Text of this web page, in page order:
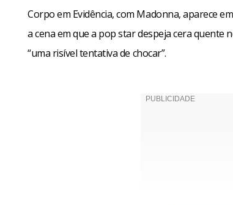
Corpo em Evidência, com Madonna, aparece
a cena em que a pop star despeja cera quente
“uma risível tentativa de chocar”.